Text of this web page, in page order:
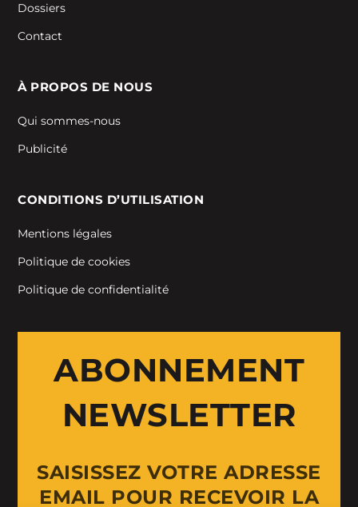
Dossiers
Contact
À PROPOS DE NOUS
Qui sommes-nous
Publicité
CONDITIONS D’UTILISATION
Mentions légales
Politique de cookies
Politique de confidentialité
ABONNEMENT
NEWSLETTER
SAISISSEZ VOTRE ADRESSE
EMAIL POUR RECEVOIR LA